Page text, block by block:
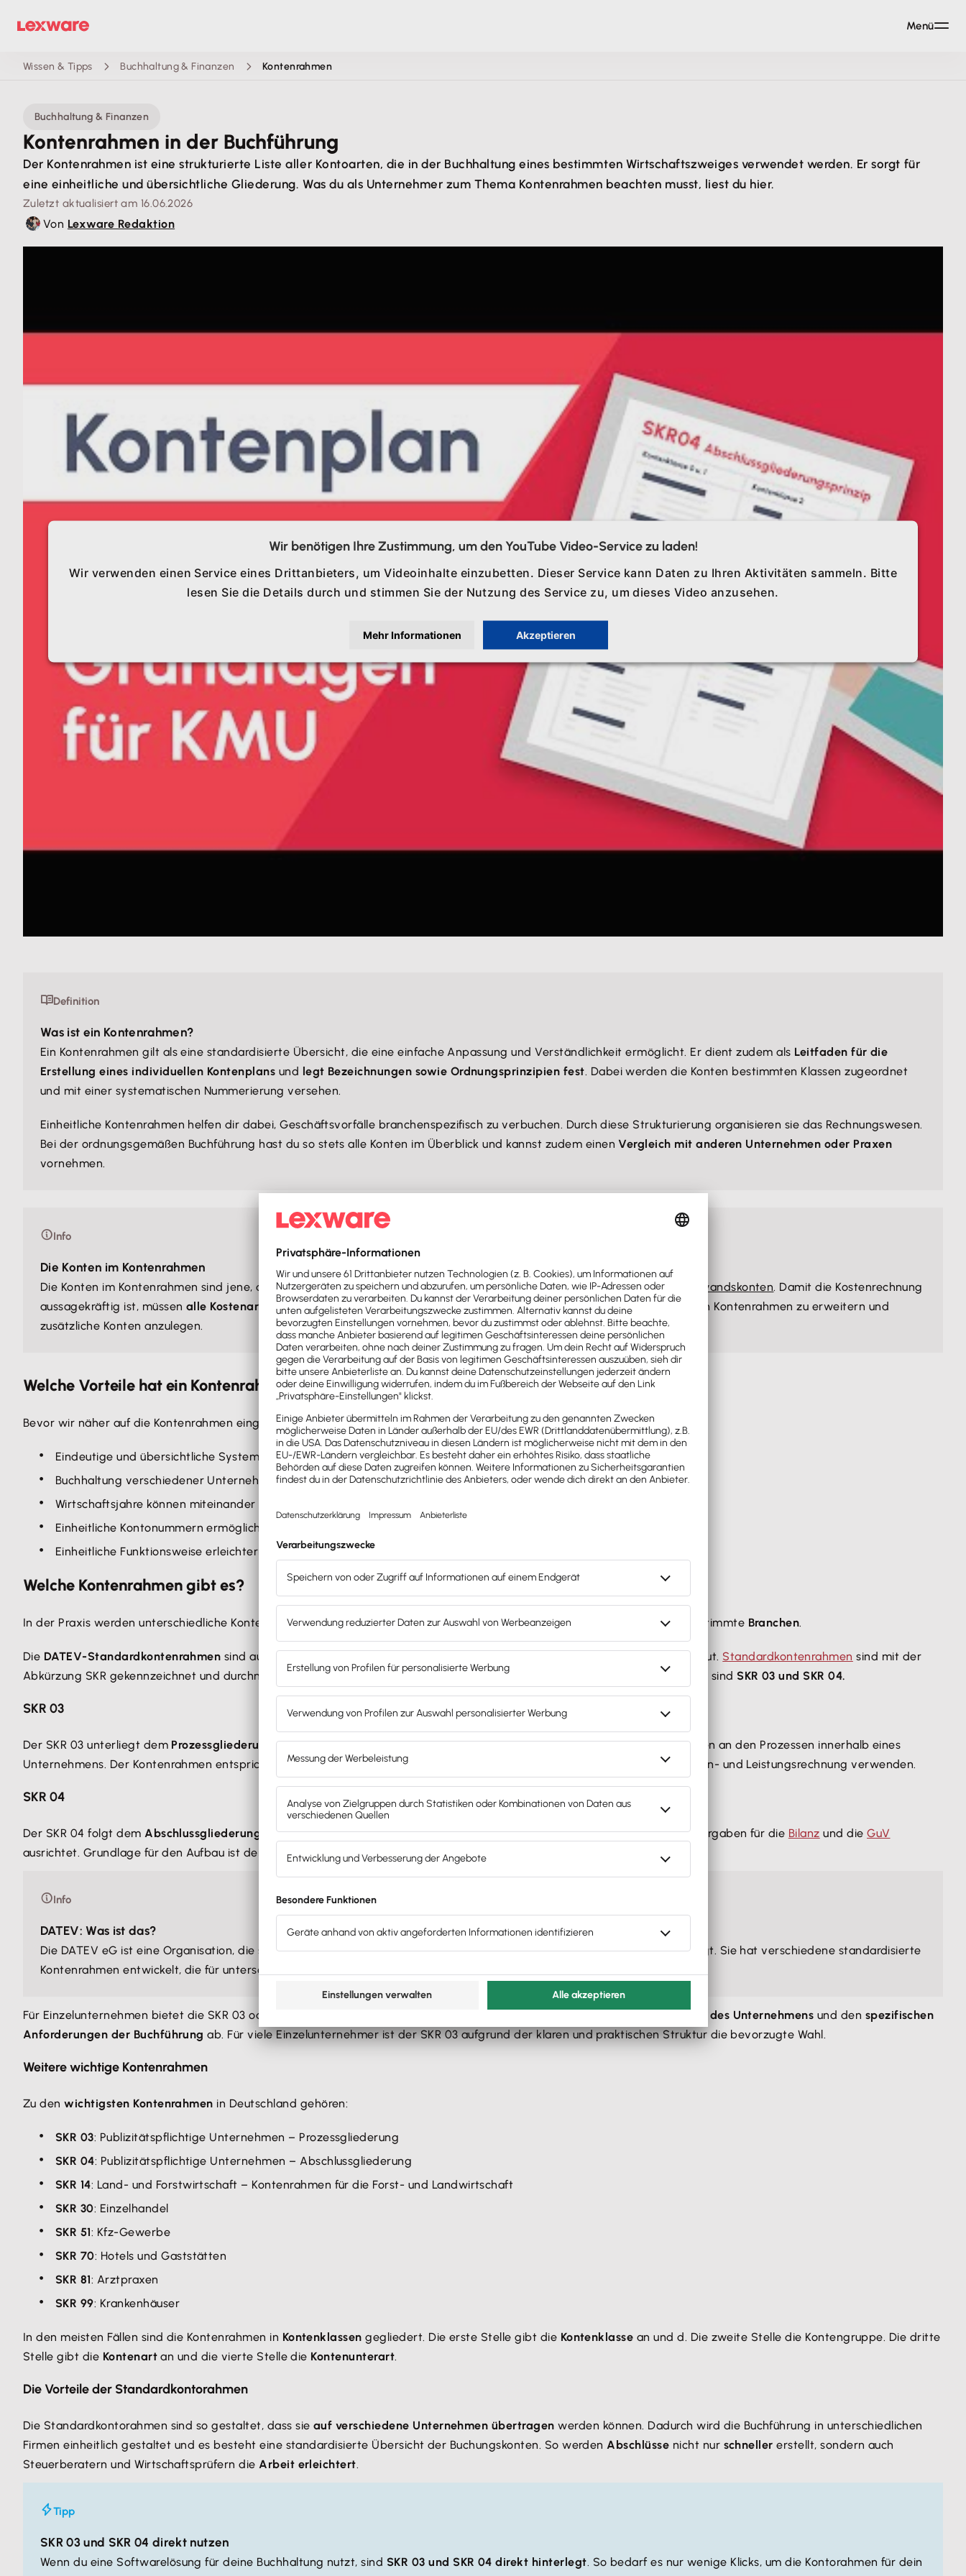
Wissen & Tipps Buchhaltung & Finanzen Kontenrahmen
Buchhaltung & Finanzen
Kontenrahmen in der Buchführung
Der Kontenrahmen ist eine strukturierte Liste aller Kontoarten, die in der Buchhaltung eines bestimmten Wirtschaftszweiges verwendet werden. Er sorgt für
eine einheitliche und übersichtliche Gliederung. Was du als Unternehmer zum Thema Kontenrahmen beachten musst, liest du hier.
Zuletzt aktualisiert am 16.06.2026
Von Lexware Redaktion
Wir benötigen Ihre Zustimmung, um den YouTube Video-Service zu laden!
Wir verwenden einen Service eines Drittanbieters, um Videoinhalte einzubetten. Dieser Service kann Daten zu Ihren Aktivitäten sammeln. Bitte
lesen Sie die Details durch und stimmen Sie der Nutzung des Service zu, um dieses Video anzusehen.
Mehr Informationen Akzeptieren
Definition
Was ist ein Kontenrahmen?
Ein Kontenrahmen gilt als eine standardisierte Übersicht, die eine einfache Anpassung und Verständlichkeit ermöglicht. Er dient zudem als Leitfaden für die
Erstellung eines individuellen Kontenplans und legt Bezeichnungen sowie Ordnungsprinzipien fest. Dabei werden die Konten bestimmten Klassen zugeordnet
und mit einer systematischen Nummerierung versehen.
Einheitliche Kontenrahmen helfen dir dabei, Geschäftsvorfälle branchenspezifisch zu verbuchen. Durch diese Strukturierung organisieren sie das Rechnungswesen.
Bei der ordnungsgemäßen Buchführung hast du so stets alle Konten im Überblick und kannst zudem einen Vergleich mit anderen Unternehmen oder Praxen
vornehmen.
Info
Die Konten im Kontenrahmen
Die Konten im Kontenrahmen sind jene, die sich auch in derGewinnermittlungfinden. So beispielsweise Erfolgs- oder Aufwandskonten. Damit die Kostenrechnung
aussagekräftig ist, müssen alle Kostenarten in der Buchhaltung präzise erfasstwerden. Dafür kann es notwendig sein, den Kontenrahmen zu erweitern und
zusätzliche Konten anzulegen.
Welche Vorteile hat ein Kontenrahmen?
Bevor wir näher auf die Kontenrahmen eingehen, möchten wir die Vorteile eines Kontenrahmens erläutern.
Eindeutige und übersichtliche Systematik zur Vergabe von Kontonummern
Buchhaltung verschiedener Unternehmen ist vergleichbar
Wirtschaftsjahre können miteinander verglichen werden
Einheitliche Kontonummern ermöglichen Vernetzung von Softwareprogrammen
Einheitliche Funktionsweise erleichtern neuen Mitarbeitern die Einarbeitung
Welche Kontenrahmen gibt es?
In der Praxis werden unterschiedliche Kontenrahmen angewendet. Sieunterscheiden sichvor allem durch den Bezug auf bestimmte Branchen.
Die DATEV-Standardkontenrahmen sind auf bestimmte Branchen abgestimmt und nach einer bestimmten Ordnung aufgebaut. Standardkontenrahmen sind mit der
Abkürzung SKR gekennzeichnet und durchnummeriert. Die am weitesten verbreiteten Standardkontenrahmen in Deutschland sind SKR 03 und SKR 04.
SKR 03
Der SKR 03 unterliegt dem Prozessgliederungsprinzip. Wie der Name vermuten lässt, orientiert sich die Reihenfolge der Konten an den Prozessen innerhalb eines
Unternehmens. Der Kontenrahmen entspricht also den Geschäftsprozessen und lässt sich daher unter anderem für eine Kosten- und Leistungsrechnung verwenden.
SKR 04
Der SKR 04 folgt demAbschlussgliederungsprinzip. Das bedeutet, dass sich die Reihenfolge der geführten Konten an den Vorgaben für die Bilanz und dieGuV
ausrichtet. Grundlage für den Aufbau ist der handelsrechtliche Jahresabschluss.
Info
DATEV: Was ist das?
Die DATEV eG ist eine Organisation, die sich mit derDatenverarbeitung für Steuerberater und ähnliche Berufebeschäftigt. Sie hat verschiedene standardisierte
Kontenrahmen entwickelt, die für unterschiedliche Branchen und Tätigkeiten angepasst sind.
Für Einzelunternehmen bietet die SKR 03 oder auch die SKR 04 den geeigneten Kontorahmen. Die Wahl hängt oft von der Art des Unternehmens und den spezifischen
Anforderungen der Buchführung ab. Für viele Einzelunternehmer ist der SKR 03 aufgrund der klaren und praktischen Struktur die bevorzugte Wahl.
Weitere wichtige Kontenrahmen
Zu denwichtigsten Kontenrahmen in Deutschland gehören:
SKR 03: Publizitätspflichtige Unternehmen – Prozessgliederung
SKR 04: Publizitätspflichtige Unternehmen – Abschlussgliederung
SKR 14: Land- und Forstwirtschaft – Kontenrahmen für die Forst- und Landwirtschaft
SKR 30: Einzelhandel
SKR 51: Kfz-Gewerbe
SKR 70: Hotels und Gaststätten
SKR 81: Arztpraxen
SKR 99: Krankenhäuser
In den meisten Fällen sind die Kontenrahmen in Kontenklassen gegliedert. Die erste Stelle gibt die Kontenklasse an und d. Die zweite Stelle die Kontengruppe. Die dritte
Stelle gibt die Kontenart an und die vierte Stelle die Kontenunterart.
Die Vorteile der Standardkontorahmen
Die Standardkontorahmen sind so gestaltet, dass sie auf verschiedene Unternehmen übertragen werden können. Dadurch wird die Buchführung in unterschiedlichen
Firmen einheitlich gestaltet und es besteht eine standardisierte Übersicht der Buchungskonten. So werdenAbschlüsse nicht nur schneller erstellt, sondern auch
Steuerberatern und Wirtschaftsprüfern dieArbeit erleichtert.
Tipp
SKR 03 und SKR 04 direkt nutzen
Wenn du eine Softwarelösung für deine Buchhaltung nutzt, sind SKR 03 und SKR 04 direkt hinterlegt. So bedarf es nur wenige Klicks, um die Kontorahmen für dein
Menü